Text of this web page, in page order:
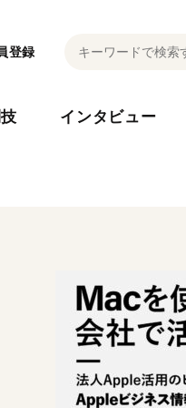
登録
インタビュー